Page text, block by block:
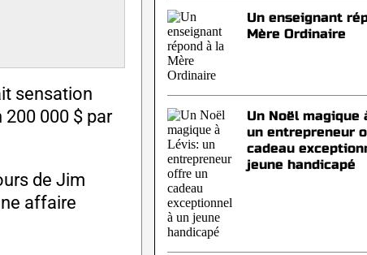
sensation
000 $ par
de Jim
affaire
Un enseignant
Mère Ordinaire
Un Noël magique
un entrepreneur
cadeau
jeune handicapé